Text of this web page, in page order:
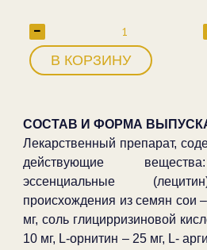
В КОРЗИНУ
СОСТАВ И ФОРМА
Лекарственный препарат,
действующие
эссенциальные
происхождения из семян сои
мг, соль глицирризиновой
10 мг, L-орнитин – 25 мг, L-